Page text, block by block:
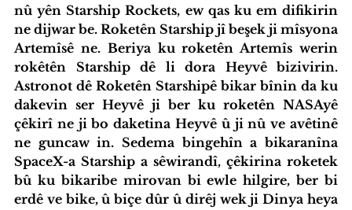
nû yên Starship Rockets, ew qas ku em difikirin
ne dijwar be. Roketên Starship jî beşek ji mîsyona
Artemîsê ne. Beriya ku roketên Artemîs werin
rokêtên Starship dê li dora Heyvê bizivirin.
Astronot dê Roketên Starshipê bikar bînin da ku
dakevin ser Heyvê ji ber ku roketên NASAyê
çêkirî ne ji bo daketina Heyvê û ji nû ve avêtinê
ne guncaw in. Sedema bingehîn a bikaranîna
SpaceX-a Starship a sêwirandî, çêkirina roketek
bû ku bikaribe mirovan bi ewle hilgire, ber bi
erdê ve bike, û biçe dûr û dirêj wek ji Dinya heya